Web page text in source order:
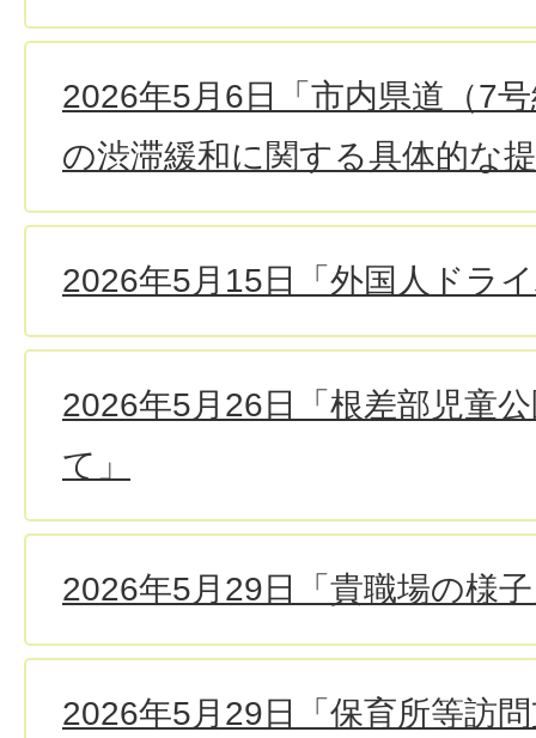
2026年5月6日「市内県道（7
の渋滞緩和に関する具体的な
2026年5月15日「外国人ドラ
2026年5月26日「根差部児童
て」
2026年5月29日「貴職場の様
2026年5月29日「保育所等訪